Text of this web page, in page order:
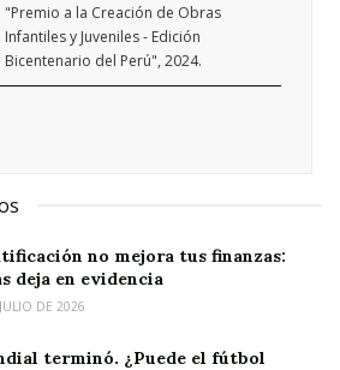
"Premio a la Creación de Obras
Infantiles y Juveniles - Edición
Bicentenario del Perú", 2024.
no mejora tus finanzas:
deja en evidencia
DE 2026
terminó. ¿Puede el fútbol